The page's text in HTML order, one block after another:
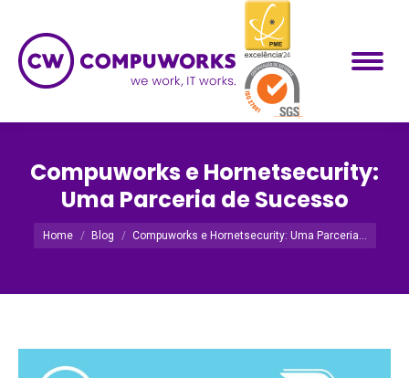
Compuworks e Hornetsecurity:
Uma Parceria de Sucesso
Você está aqui:
Home Blog Compuworks e Hornetsecurity: Uma Parceria…